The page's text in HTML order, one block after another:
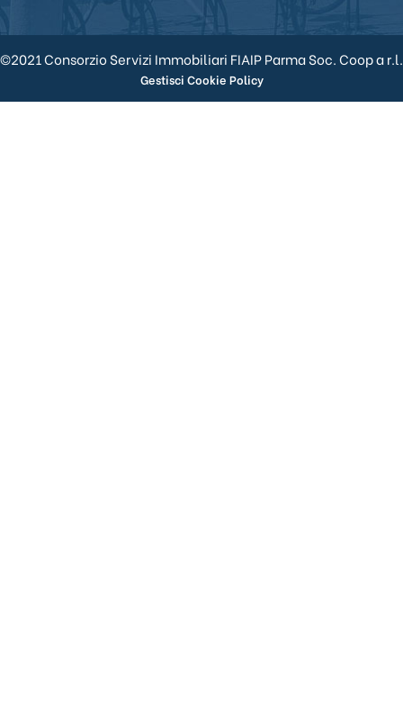
©2021 Consorzio Servizi Immobiliari FIAIP Parma Soc. Coop a r.l.
Gestisci Cookie Policy